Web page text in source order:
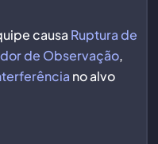
causa Ruptura de
de Observação,
no alvo